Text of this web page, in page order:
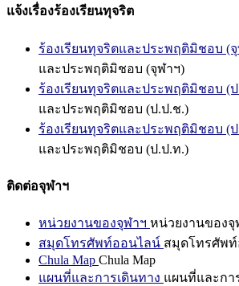
แจ้งเรื่องร้องเรียนทุจริต
ร้องเรียนทุจริตและประพฤติมิชอบ (
และประพฤติมิชอบ (จุฬาฯ)
ร้องเรียนทุจริตและประพฤติมิชอบ (
และประพฤติมิชอบ (ป.ป.ช.)
ร้องเรียนทุจริตและประพฤติมิชอบ (
และประพฤติมิชอบ (ป.ป.ท.)
ติดต่อจุฬาฯ
หน่วยงานของจุฬาฯ หน่วยงานของจุ
สมุดโทรศัพท์ออนไลน์ สมุดโทรศัพ
Chula Map Chula Map
แผนที่และการเดินทาง แผนที่และกา